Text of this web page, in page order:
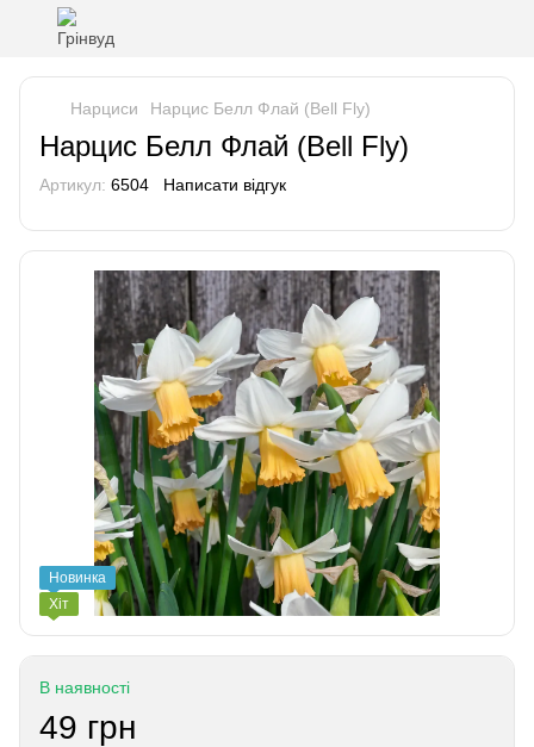
Нарциси Нарцис Белл Флай (Bell Fly)
Нарцис Белл Флай (Bell Fly)
Артикул: 6504 Написати відгук
Новинка
Хіт
В наявності
49 грн